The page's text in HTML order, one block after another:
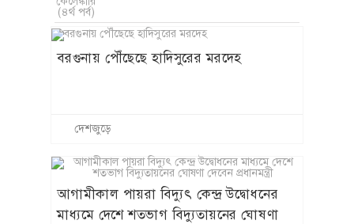
বরগুনায় পৌঁছেছে হাদিসুরের মরদেহ
দেশজুড়ে
আগামীকাল পায়রা বিদ্যুৎ কেন্দ্র উদ্বোধনের
মাধ্যমে দেশে শতভাগ বিদ্যুতায়নের ঘোষণা